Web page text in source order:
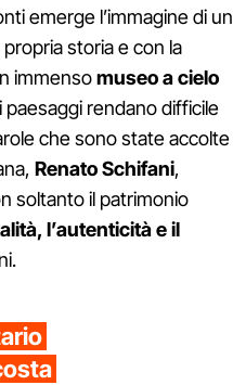
emerge l’immagine di un
storia e con la
immensomuseo a cielo
paesaggi rendano difficile
che sono state accolte
Renato Schifani,
soltanto il patrimonio
l’autenticità e il